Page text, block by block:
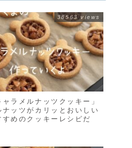
ャラメルナッツクッキー」
ナッツがカリッとおいしい
めのクッキーレシピだ
38563 views